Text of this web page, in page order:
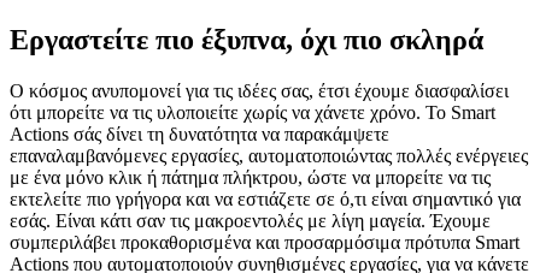
Εργαστείτε πιο έξυπνα, όχι πιο σκληρά
Ο κόσμος ανυπομονεί για τις ιδέες σας, έτσι έχουμε διασφαλίσει
ότι μπορείτε να τις υλοποιείτε χωρίς να χάνετε χρόνο. Το Smart
Actions σάς δίνει τη δυνατότητα να παρακάμψετε
επαναλαμβανόμενες εργασίες, αυτοματοποιώντας πολλές ενέργειες
με ένα μόνο κλικ ή πάτημα πλήκτρου, ώστε να μπορείτε να τις
εκτελείτε πιο γρήγορα και να εστιάζετε σε ό,τι είναι σημαντικό για
εσάς. Είναι κάτι σαν τις μακροεντολές με λίγη μαγεία. Έχουμε
συμπεριλάβει προκαθορισμένα και προσαρμόσιμα πρότυπα Smart
Actions που αυτοματοποιούν συνηθισμένες εργασίες, για να κάνετε